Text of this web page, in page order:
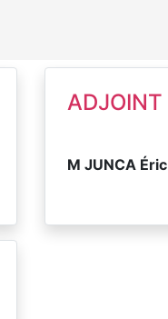
ADJOINT
M JUNCA Éric